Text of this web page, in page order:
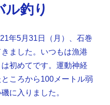
釣り
年5月31日（月）、石巻
ました。いつもは漁港
初めてです。運動神経
ころから100メートル弱
に入りました。